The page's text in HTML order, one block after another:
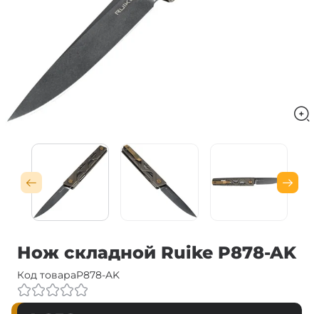
Нож складной Ruike P878-AK
Код товараP878-AK